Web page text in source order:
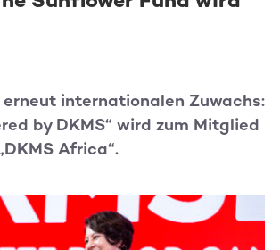
internationalen Zuwachs:
by DKMS“ wird zum Mitglied
Africa“.